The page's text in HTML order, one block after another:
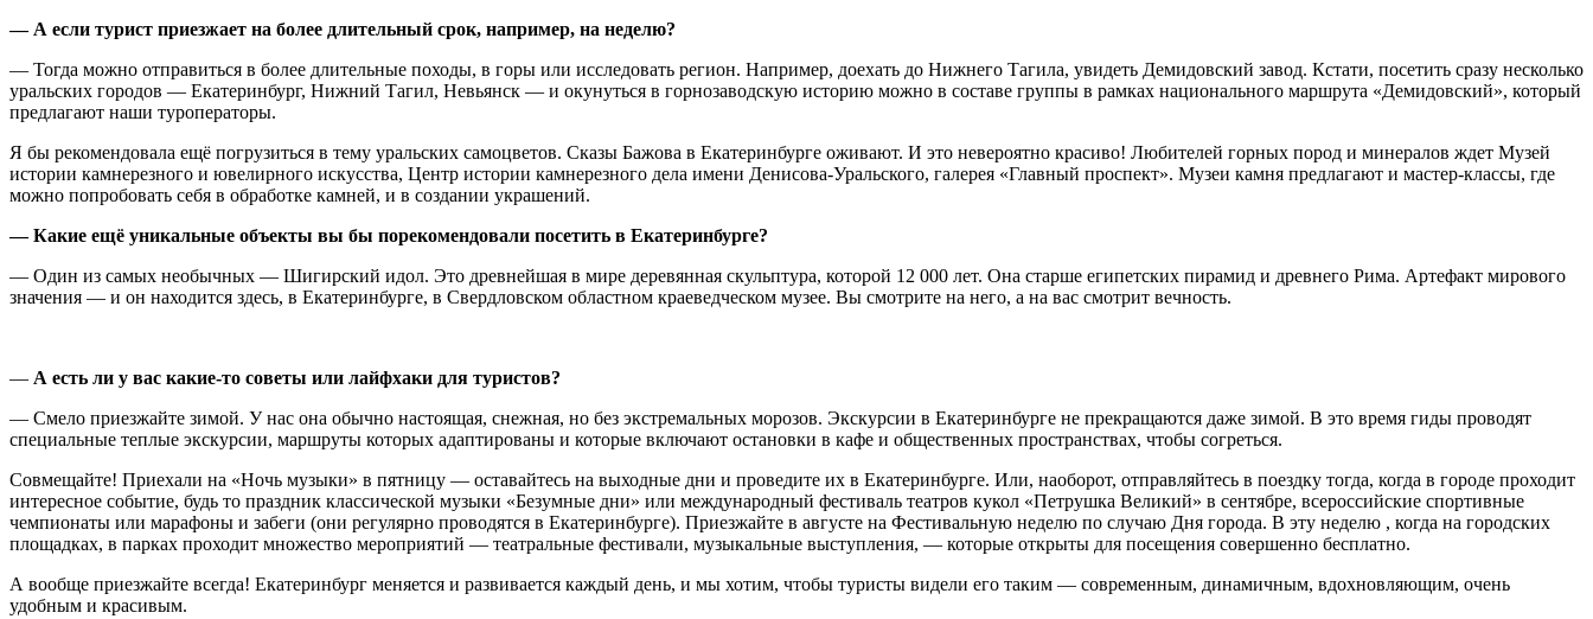
— А если турист приезжает на более длительный срок, например, на неделю?
— Тогда можно отправиться в более длительные походы, в горы или исследовать регион. Например, доехать до Нижнего Тагила, увидеть Демидовский завод. Кстати, посетить сразу несколько
уральских городов — Екатеринбург, Нижний Тагил, Невьянск — и окунуться в горнозаводскую историю можно в составе группы в рамках национального маршрута «Демидовский», который
предлагают наши туроператоры.
Я бы рекомендовала ещё погрузиться в тему уральских самоцветов. Сказы Бажова в Екатеринбурге оживают. И это невероятно красиво! Любителей горных пород и минералов ждет Музей
истории камнерезного и ювелирного искусства, Центр истории камнерезного дела имени Денисова-Уральского, галерея «Главный проспект». Музеи камня предлагают и мастер-классы, где
можно попробовать себя в обработке камней, и в создании украшений.
— Какие ещё уникальные объекты вы бы порекомендовали посетить в Екатеринбурге?
— Один из самых необычных — Шигирский идол. Это древнейшая в мире деревянная скульптура, которой 12 000 лет. Она старше египетских пирамид и древнего Рима. Артефакт мирового
значения — и он находится здесь, в Екатеринбурге, в Свердловском областном краеведческом музее. Вы смотрите на него, а на вас смотрит вечность.
— А есть ли у вас какие-то советы или лайфхаки для туристов?
— Смело приезжайте зимой. У нас она обычно настоящая, снежная, но без экстремальных морозов. Экскурсии в Екатеринбурге не прекращаются даже зимой. В это время гиды проводят
специальные теплые экскурсии, маршруты которых адаптированы и которые включают остановки в кафе и общественных пространствах, чтобы согреться.
Совмещайте! Приехали на «Ночь музыки» в пятницу — оставайтесь на выходные дни и проведите их в Екатеринбурге. Или, наоборот, отправляйтесь в поездку тогда, когда в городе проходит
интересное событие, будь то праздник классической музыки «Безумные дни» или международный фестиваль театров кукол «Петрушка Великий» в сентябре, всероссийские спортивные
чемпионаты или марафоны и забеги (они регулярно проводятся в Екатеринбурге). Приезжайте в августе на Фестивальную неделю по случаю Дня города. В эту неделю , когда на городских
площадках, в парках проходит множество мероприятий — театральные фестивали, музыкальные выступления, — которые открыты для посещения совершенно бесплатно.
А вообще приезжайте всегда! Екатеринбург меняется и развивается каждый день, и мы хотим, чтобы туристы видели его таким — современным, динамичным, вдохновляющим, очень
удобным и красивым.